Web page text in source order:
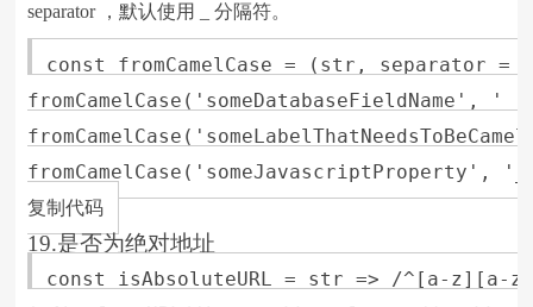
separator ，默认使用 _ 分隔符。
const fromCamelCase = (str,
复制代码
19.是否为绝对地址
const isAbsoluteURL = str => /^[a-